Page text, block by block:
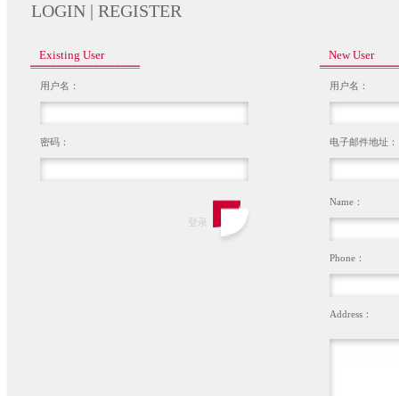
LOGIN | REGISTER
Existing User
用户名：
密码：
New User
用户名：
电子邮件地址：
Name：
Phone：
Address：